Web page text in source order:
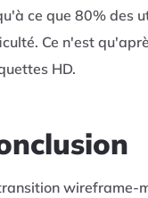
ce que 80% des
Ce n'est
HD.
wireframe-